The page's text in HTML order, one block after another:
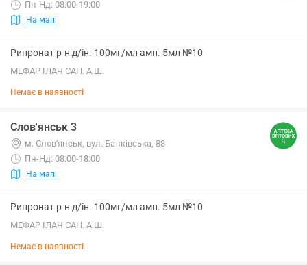
Пн-Нд: 08:00-19:00
На мапі
Рипронат р-н д/ін. 100мг/мл амп. 5мл №10
МЕФАР ІЛАЧ САН. А.Ш.
Немає в наявності
Слов'янськ 3
м. Слов'янськ, вул. Банківська, 88
Пн-Нд: 08:00-18:00
На мапі
Рипронат р-н д/ін. 100мг/мл амп. 5мл №10
МЕФАР ІЛАЧ САН. А.Ш.
Немає в наявності